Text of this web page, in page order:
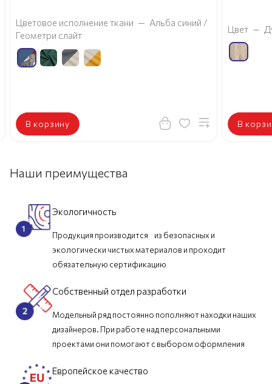
Цветовое исполнение ткани — Альба синий /
Геометри слайт
В корзину
Цвет —
В
Наши преимущества
Экологичность
Продукция производится из безопасных и
экологически чистых материалов и проходит
обязательную сертификацию
Собственный отдел разработки
Модельный ряд постоянно пополняют находки наших
дизайнеров. При работе над персональными
проектами они помогают с выбором оформления
Европейское качество